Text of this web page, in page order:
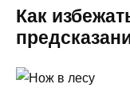
Как